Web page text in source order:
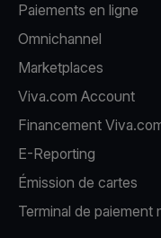
Paiements en ligne
Omnichannel
Marketplaces
Viva.com Account
Financement
E-Reporting
Émission de cartes
Terminal de paiement